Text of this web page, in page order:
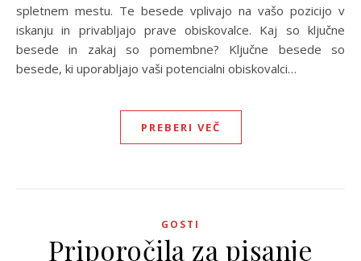
spletnem mestu. Te besede vplivajo na vašo pozicijo v
iskanju in privabljajo prave obiskovalce. Kaj so ključne
besede in zakaj so pomembne? Ključne besede so
besede, ki uporabljajo vaši potencialni obiskovalci…
PREBERI VEČ
GOSTI
Priporočila za pisanje